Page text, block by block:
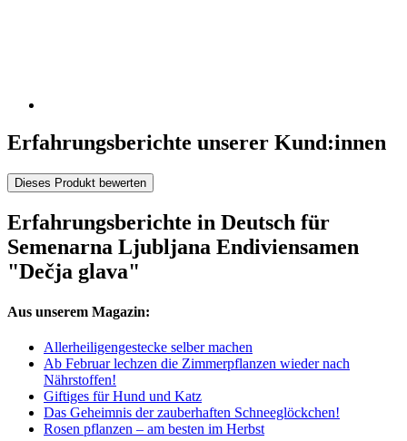
Erfahrungsberichte unserer Kund:innen
Dieses Produkt bewerten
Erfahrungsberichte in Deutsch für
Semenarna Ljubljana Endiviensamen
"Dečja glava"
Aus unserem Magazin:
Allerheiligengestecke selber machen
Ab Februar lechzen die Zimmerpflanzen wieder nach
Nährstoffen!
Giftiges für Hund und Katz
Das Geheimnis der zauberhaften Schneeglöckchen!
Rosen pflanzen – am besten im Herbst